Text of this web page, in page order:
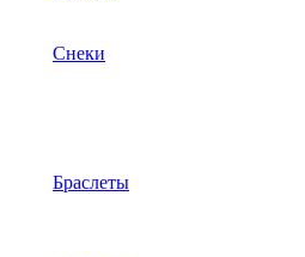
Снеки
Браслеты